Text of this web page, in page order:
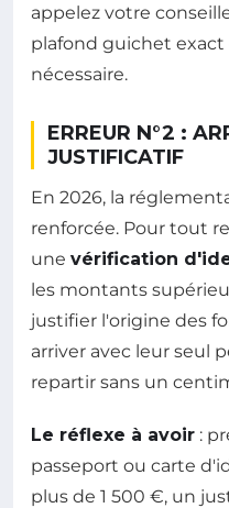
appelez votre
plafond guichet exact
nécessaire.
ERREUR N°2 :
JUSTIFICATIF
En 2026, la
renforcée. Pour tout
une vérification
les montants
justifier l'origine des
arriver avec leur seul
repartir sans un
Le réflexe à avoir :
passeport ou carte
plus de 1 500 €, un